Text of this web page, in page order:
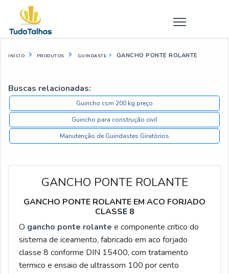
INÍCIO PRODUTOS GUINDASTE GANCHO PONTE ROLANTE
Buscas relacionadas:
Guincho csm 200 kg preço
Guincho para construção civil
Manutenção de Guindastes Giratórios
GANCHO PONTE ROLANTE
GANCHO PONTE ROLANTE EM ACO FORJADO
CLASSE 8
O gancho ponte rolante e componente critico do
sistema de iceamento, fabricado em aco forjado
classe 8 conforme DIN 15400, com tratamento
termico e ensaio de ultrassom 100 por cento